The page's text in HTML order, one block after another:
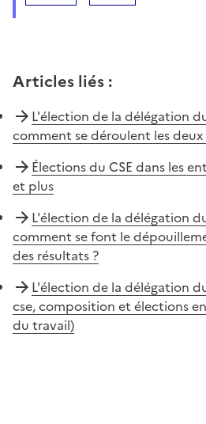
Articles liés :
L'élection de la délégation
comment se déroulent les
Élections du CSE dans les
et plus
L'élection de la délégation
comment se font le
des résultats ?
L'élection de la délégation
cse, composition et élections
du travail)